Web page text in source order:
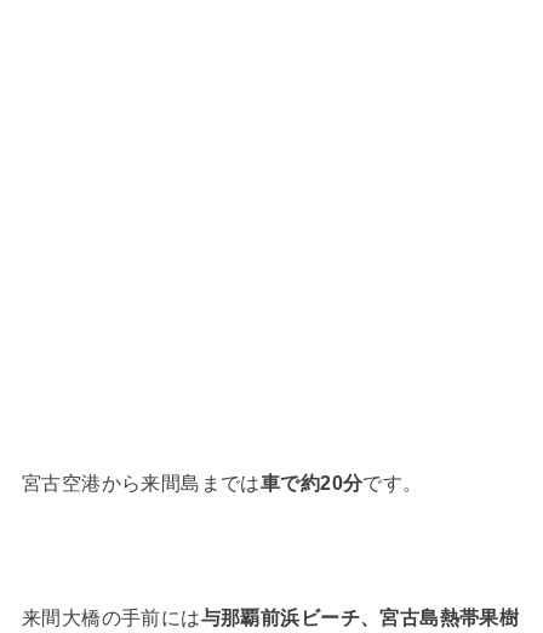
宮古空港から来間島までは車で約20分です。
来間大橋の手前には与那覇前浜ビーチ、宮古島熱帯果樹